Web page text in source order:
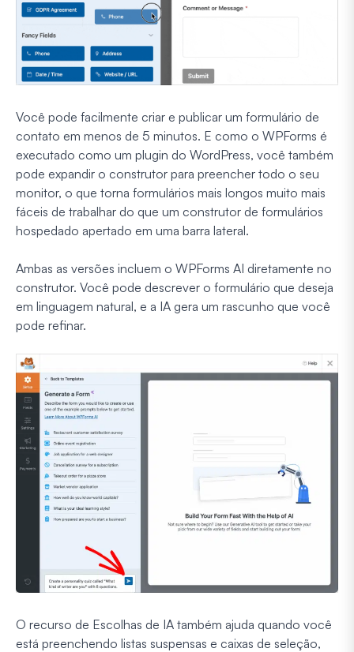
Você pode facilmente criar e publicar um formulário de
contato em menos de 5 minutos. E como o WPForms é
executado como um plugin do WordPress, você também
pode expandir o construtor para preencher todo o seu
monitor, o que torna formulários mais longos muito mais
fáceis de trabalhar do que um construtor de formulários
hospedado apertado em uma barra lateral.
Ambas as versões incluem o WPForms AI diretamente no
construtor. Você pode descrever o formulário que deseja
em linguagem natural, e a IA gera um rascunho que você
pode refinar.
O recurso de Escolhas de IA também ajuda quando você
está preenchendo listas suspensas e caixas de seleção,